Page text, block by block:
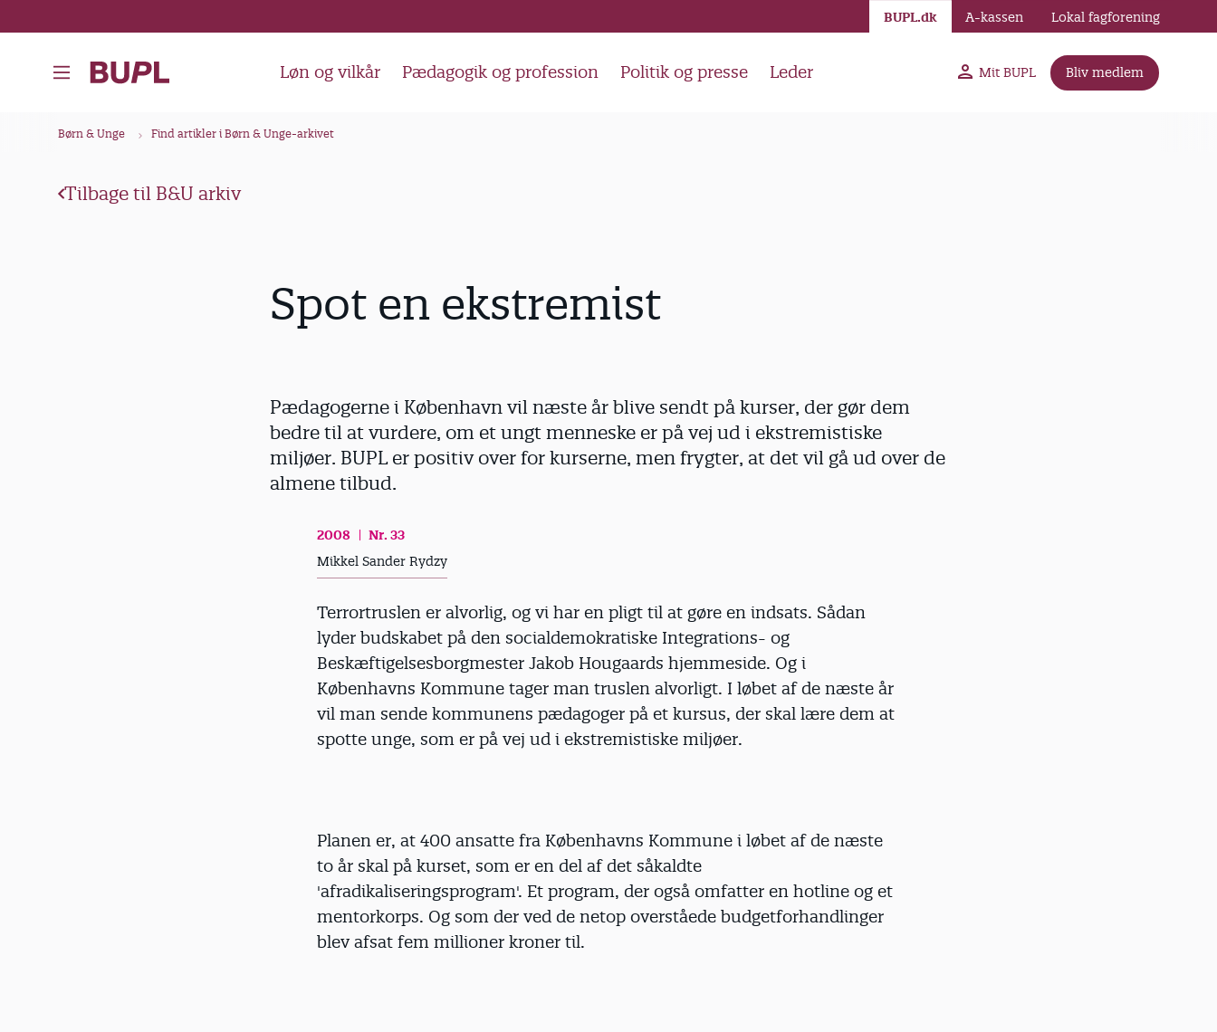
å
Løn og vilkår Pædagogik og profession Politik og presse Leder Mit BUPL Bliv medlem
BUPL.dk A-kassen Lokal fagforening
Børn & Unge Find artikler i Børn & Unge-arkivet
Tilbage til B&U arkiv
Spot en ekstremist
Pædagogerne i København vil næste år blive sendt på kurser, der gør dem
bedre til at vurdere, om et ungt menneske er på vej ud i ekstremistiske
miljøer. BUPL er positiv over for kurserne, men frygter, at det vil gå ud over de
almene tilbud.
2008
Nr. 33
Mikkel Sander Rydzy
Terrortruslen er alvorlig, og vi har en pligt til at gøre en indsats. Sådan
lyder budskabet på den socialdemokratiske Integrations- og
Beskæftigelsesborgmester Jakob Hougaards hjemmeside. Og i
Københavns Kommune tager man truslen alvorligt. I løbet af de næste år
vil man sende kommunens pædagoger på et kursus, der skal lære dem at
spotte unge, som er på vej ud i ekstremistiske miljøer.
Planen er, at 400 ansatte fra Københavns Kommune i løbet af de næste
to år skal på kurset, som er en del af det såkaldte
'afradikaliseringsprogram'. Et program, der også omfatter en hotline og et
mentorkorps. Og som der ved de netop overståede budgetforhandlinger
blev afsat fem millioner kroner til.